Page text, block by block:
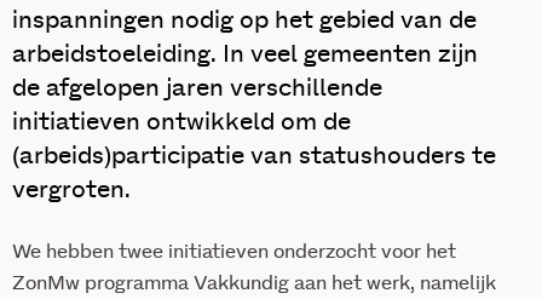
inspanningen nodig op het gebied van de
arbeidstoeleiding. In veel gemeenten zijn
de afgelopen jaren verschillende
initiatieven ontwikkeld om de
(arbeids)participatie van statushouders te
vergroten.
We hebben twee initiatieven onderzocht voor het
ZonMw programma Vakkundig aan het werk, namelijk